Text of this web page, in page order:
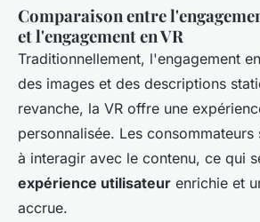
Comparaison entre
et l'engagement en VR
Traditionnellement, l'engagement
des images et des descriptions
revanche, la VR offre une
personnalisée. Les
à interagir avec le contenu, ce qui
expérience utilisateur enrichie et
accrue.